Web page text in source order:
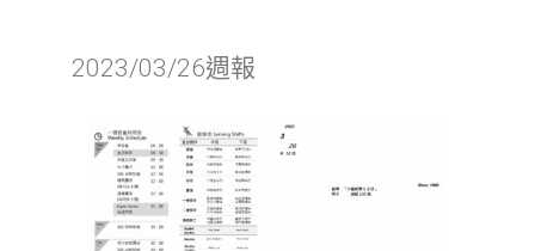
2023/03/26週報